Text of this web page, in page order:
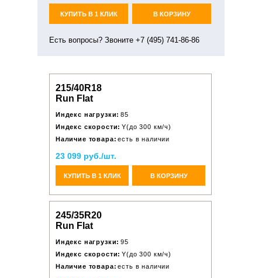
КУПИТЬ В 1 КЛИК В КОРЗИНУ
Есть вопросы? Звоните +7 (495) 741-86-86
215/40R18
Run Flat
Индекс нагрузки: 85
Индекс скорости: Y(до 300 км/ч)
Наличие товара: есть в наличии
23 099 руб./шт.
КУПИТЬ В 1 КЛИК В КОРЗИНУ
245/35R20
Run Flat
Индекс нагрузки: 95
Индекс скорости: Y(до 300 км/ч)
Наличие товара: есть в наличии